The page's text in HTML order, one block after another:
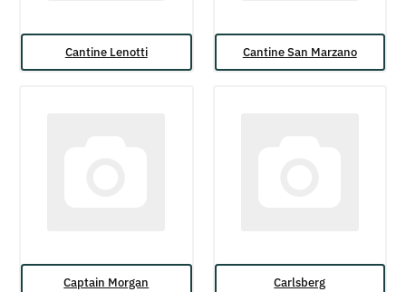
Cantine Lenotti Cantine San Marzano
Captain Morgan Carlsberg